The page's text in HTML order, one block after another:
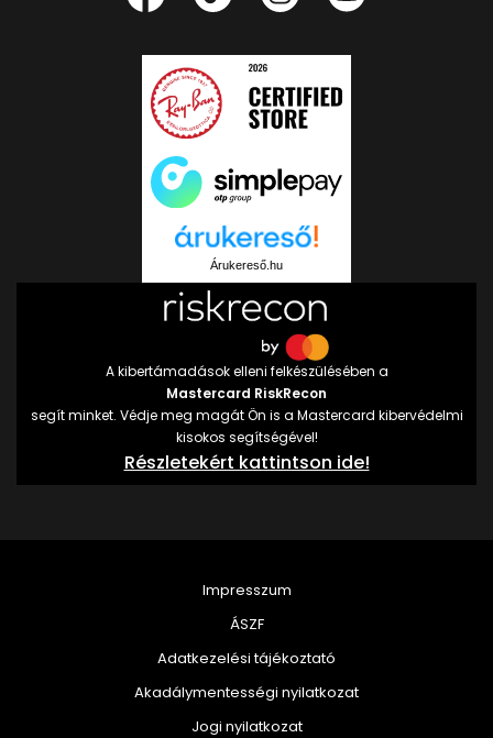
Árukereső.hu
A kibertámadások elleni felkészülésében a
Mastercard RiskRecon
segít minket. Védje meg magát Ön is a Mastercard kibervédelmi
kisokos segítségével!
Részletekért kattintson ide!
Impresszum
ÁSZF
Adatkezelési tájékoztató
Akadálymentességi nyilatkozat
Jogi nyilatkozat